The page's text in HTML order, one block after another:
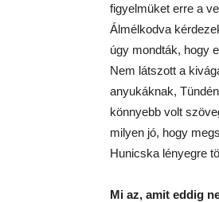
figyelmüket erre a
Álmélkodva
úgy mondták, hogy
Nem látszott a
anyukáknak,
könnyebb volt
milyen jó, hogy
Hunicska lényegre
Mi az, amit eddig